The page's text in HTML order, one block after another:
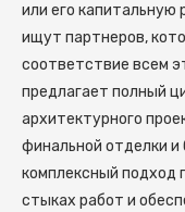
или его капитальную
ищут партнеров,
соответствие всем
предлагает полный
архитектурного
финальной отделки и
комплексный подход
стыках работ и